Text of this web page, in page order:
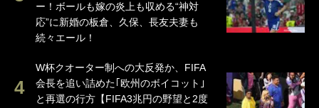
ー！ボールも嫁の炎上も収める“神対
応”に新婚の板倉、久保、長友夫妻も
続々エール！
W杯クオーター制への大反発か、FIFA
会長を追い詰めた｢欧州のボイコット｣
と再選の行方【FIFA3兆円の野望と2度